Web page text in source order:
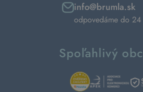
info@brumla.sk
odpovedáme do
Spoľahlivý